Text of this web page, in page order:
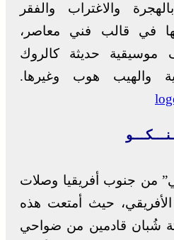
والاغتراب والفقر
في قالب فني معاصر،
موسيقية حديثة كالروك
والهيب هوب وغيرها.
من جنوب أفريقيا وصلات
حيث أمتعت هذه
شُبان قادمين من ضواحي